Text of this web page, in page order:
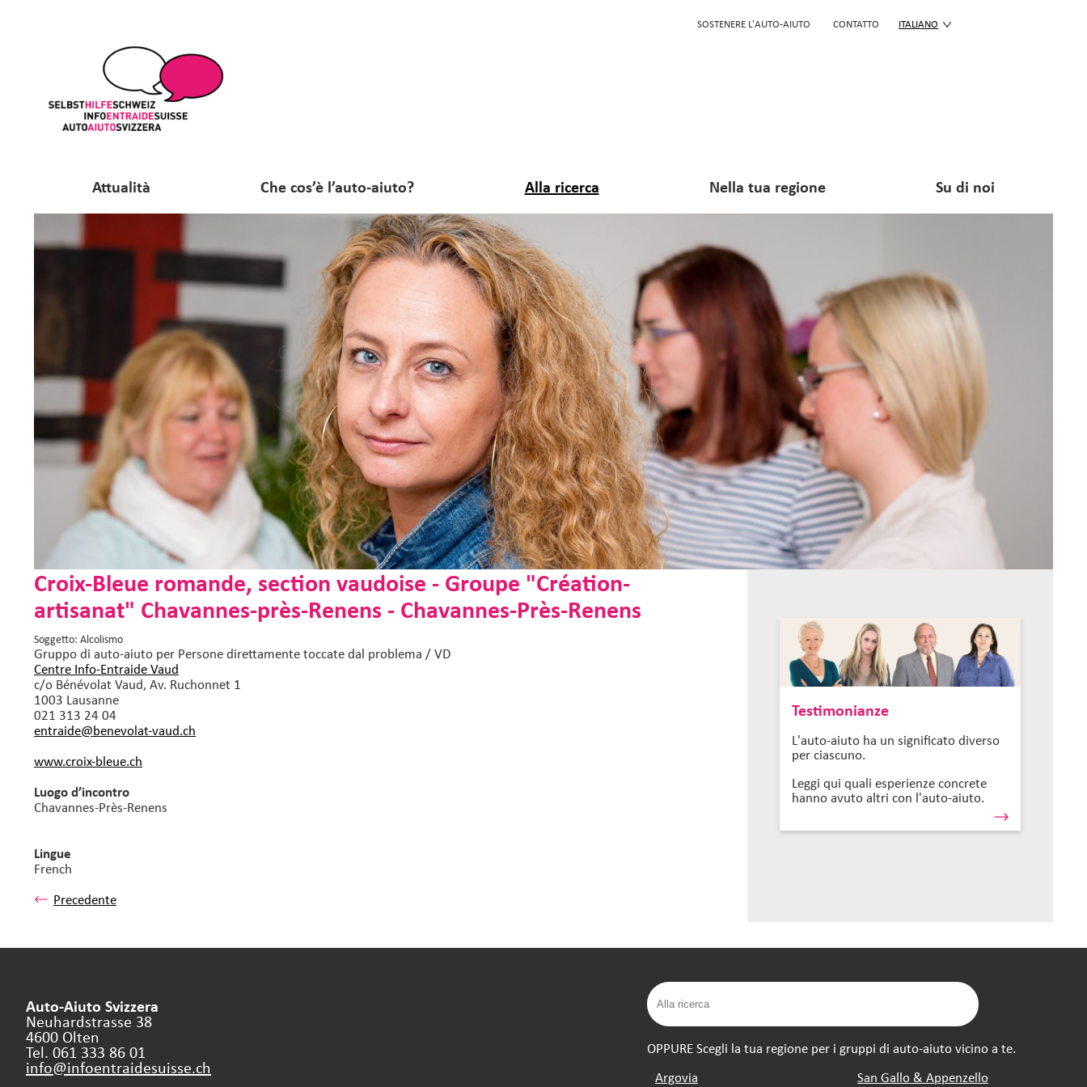
SOSTENERE L'AUTO-AIUTO CONTATTO ITALIANO
Attualità Che cos’è l’auto-aiuto? Alla ricerca Nella tua regione Su di noi
Croix-Bleue romande, section vaudoise - Groupe "Création-
artisanat" Chavannes-près-Renens - Chavannes-Près-Renens
Soggetto: Alcolismo
Gruppo di auto-aiuto per Persone direttamente toccate dal problema / VD
Centre Info-Entraide Vaud
c/o Bénévolat Vaud, Av. Ruchonnet 1
1003 Lausanne
021 313 24 04
entraide@benevolat-vaud.ch
www.croix-bleue.ch
Luogo d’incontro
Chavannes-Près-Renens
Lingue
French
Precedente
Testimonianze
L'auto-aiuto ha un significato diverso
per ciascuno.
Leggi qui quali esperienze concrete
hanno avuto altri con l'auto-aiuto.
Auto-Aiuto Svizzera
Neuhardstrasse 38
4600 Olten
Tel. 061 333 86 01
info@infoentraidesuisse.ch
OPPURE Scegli la tua regione per i gruppi di auto-aiuto vicino a te.
Argovia
San Gallo & Appenzello